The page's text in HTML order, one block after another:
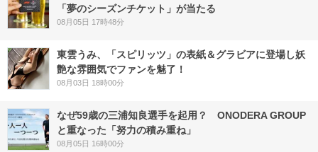
「夢のシーズンチケット」が当たる
08月05日 17時48分
東雲うみ、「スピリッツ」の表紙＆グラビアに登場し妖
艶な雰囲気でファンを魅了！
08月03日 18時00分
なぜ59歳の三浦知良選手を起用？ ONODERA GROUP
と重なった「努力の積み重ね」
08月05日 16時00分